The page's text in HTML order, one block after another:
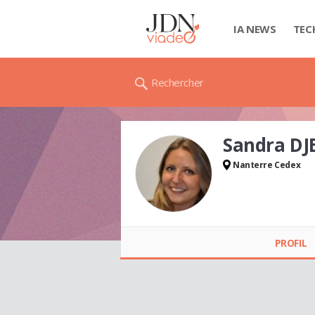
IA NEWS
Rechercher
Sandra
Nanterre Cedex
PROFIL